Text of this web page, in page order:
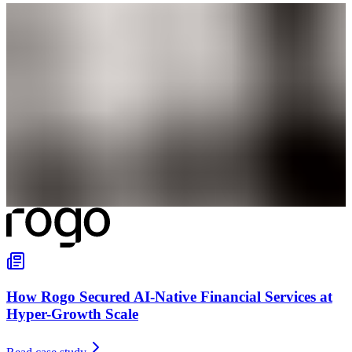
How Rogo Secured AI-Native Financial Services at
Hyper-Growth Scale